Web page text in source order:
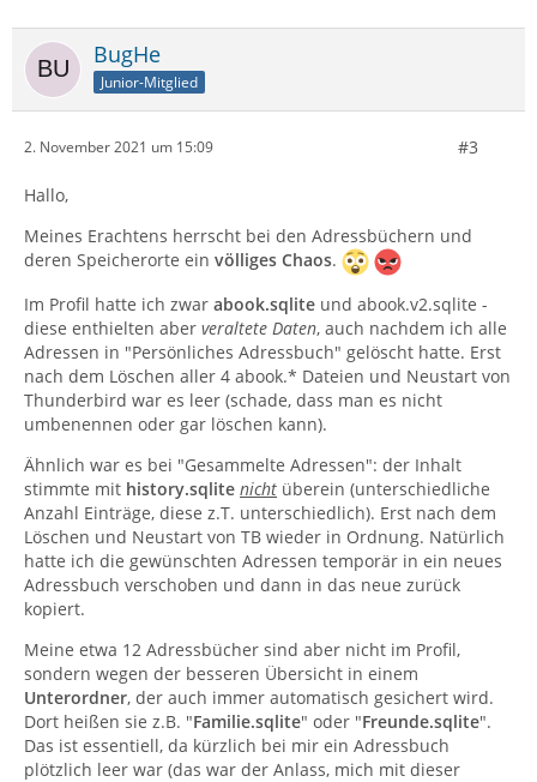
BugHe
Junior-Mitglied
2. November 2021 um 15:09 #3
Hallo,
Meines Erachtens herrscht bei den Adressbüchern und
deren Speicherorte ein völliges Chaos.
Im Profil hatte ich zwar abook.sqlite und abook.v2.sqlite -
diese enthielten aber veraltete Daten, auch nachdem ich alle
Adressen in "Persönliches Adressbuch" gelöscht hatte. Erst
nach dem Löschen aller 4 abook.* Dateien und Neustart von
Thunderbird war es leer (schade, dass man es nicht
umbenennen oder gar löschen kann).
Ähnlich war es bei "Gesammelte Adressen": der Inhalt
stimmte mit history.sqlite nicht überein (unterschiedliche
Anzahl Einträge, diese z.T. unterschiedlich). Erst nach dem
Löschen und Neustart von TB wieder in Ordnung. Natürlich
hatte ich die gewünschten Adressen temporär in ein neues
Adressbuch verschoben und dann in das neue zurück
kopiert.
Meine etwa 12 Adressbücher sind aber nicht im Profil,
sondern wegen der besseren Übersicht in einem
Unterordner, der auch immer automatisch gesichert wird.
Dort heißen sie z.B. "Familie.sqlite" oder "Freunde.sqlite".
Das ist essentiell, da kürzlich bei mir ein Adressbuch
plötzlich leer war (das war der Anlass, mich mit dieser